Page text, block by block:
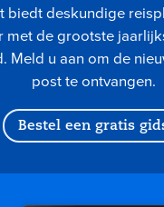
biedt deskundige
met de grootste
Meld u aan om de
post te ontvangen.
Bestel een gratis